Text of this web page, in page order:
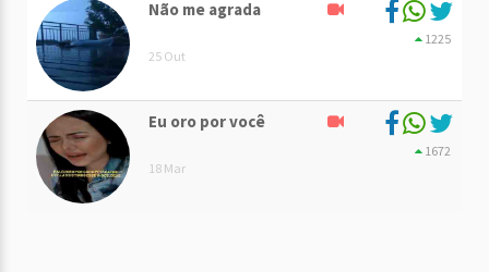
Não me agrada
25 Out
1225
Eu oro por você
18 Mar
1672